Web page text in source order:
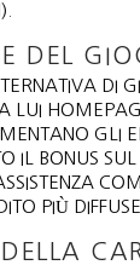
DEL
DI
LUI
GLI
IL BONUS
PIÙ